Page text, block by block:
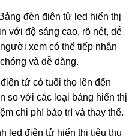
đèn điên tử led hiển thị
với độ sáng cao, rõ nét, dễ
xem có thể tiếp nhận
và dễ dàng.
tử có tuổi thọ lên đến
so với các loại bảng hiển thị
chi phí bảo trì và thay thế.
led điện tử hiển thị tiêu thụ